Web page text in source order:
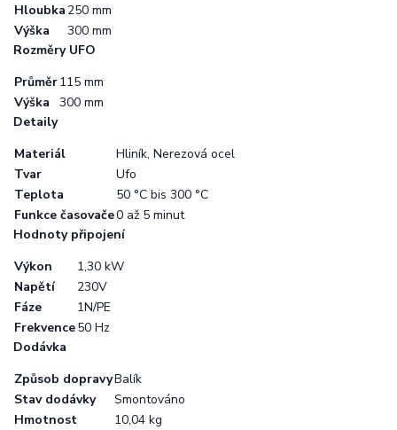
Hloubka 250 mm
Výška
300 mm
Rozměry UFO
Průměr115 mm
Výška
300 mm
Detaily
Materiál
Hliník, Nerezová ocel
Tvar
Ufo
Teplota
50 °C bis 300 °C
Funkce časovače0 až 5 minut
Hodnoty připojení
Výkon
1,30 kW
Napětí
230V
Fáze
1N/PE
Frekvence50 Hz
Dodávka
Způsob dopravyBalík
Stav dodávky
Smontováno
Hmotnost
10,04 kg